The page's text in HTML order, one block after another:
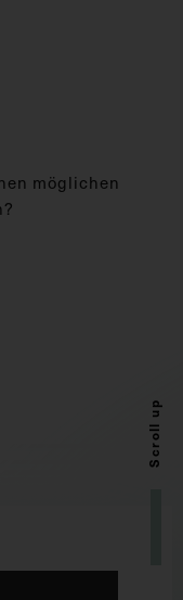
möglichen
Scroll up